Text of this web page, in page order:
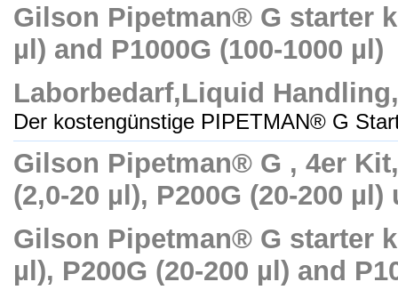
Gilson Pipetman® G starter
µl) and P1000G (100-1000 µl)
Laborbedarf,Liquid
Der kostengünstige PIPETMAN® G
Gilson Pipetman® G , 4er
(2,0-20 µl), P200G (20-200
Gilson Pipetman® G starter
µl), P200G (20-200 µl) and